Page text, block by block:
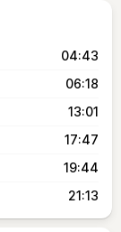
04:43
06:18
13:01
17:47
19:44
21:13